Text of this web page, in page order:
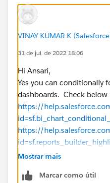
VINAY KUMAR K
31 de jul. de 2022 18:06
Hi Ansari,
Yes you can conditionally
dashboards. Check below
https://
https://
Please mark as Best
Thanks,
Mostrar mais
Marcar como útil